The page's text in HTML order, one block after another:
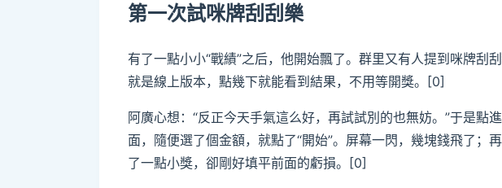
第一次試咪牌刮刮樂
有了一點小小“戰績”之后，他開始飄了。群里又有人提到咪牌刮
就是線上版本，點幾下就能看到結果，不用等開獎。[0]
阿廣心想：“反正今天手氣這么好，再試試別的也無妨。”于是點
面，隨便選了個金額，就點了“開始”。屏幕一閃，幾塊錢飛了；
了一點小獎，卻剛好填平前面的虧損。[0]